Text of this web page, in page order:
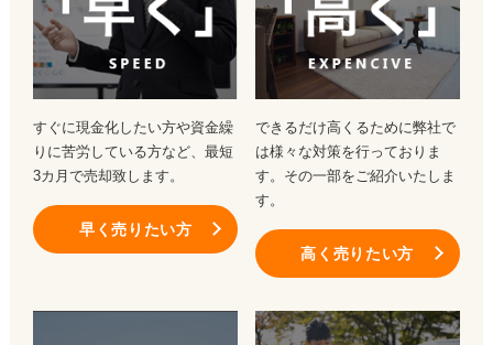
すぐに現金化したい方や資金繰
りに苦労している方など、最短
3カ月で売却致します。
早く売りたい方
できるだけ高くるために弊社で
は様々な対策を行っておりま
す。その一部をご紹介いたしま
す。
高く売りたい方